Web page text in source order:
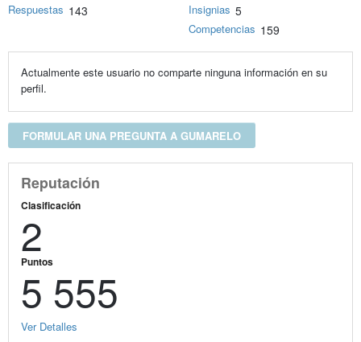
Respuestas 143 Insignias 5
Competencias 159
Actualmente este usuario no comparte ninguna información en su
perfil.
FORMULAR UNA PREGUNTA A GUMARELO
Reputación
Clasificación
2
Puntos
5 555
Ver Detalles